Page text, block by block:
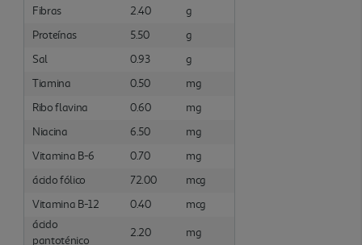
Fibras 2.40
g
Proteínas
5.50
g
Sal
0.93
g
Tiamina
0.50
mg
Ribo flavina
0.60
mg
Niacina
6.50
mg
Vitamina B-6
0.70
mg
ácido fólico
72.00
mcg
Vitamina B-12
0.40
mcg
ácido
pantoténico
2.20 mg